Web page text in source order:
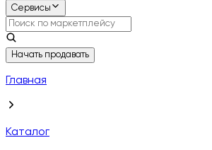
Сервисы
Начать продавать
Главная
Каталог